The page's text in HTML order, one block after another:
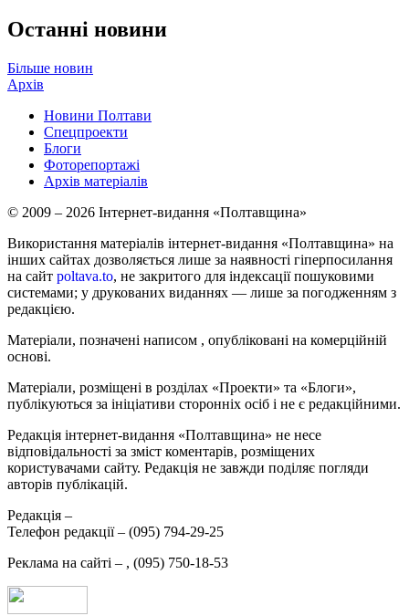
Останні новини
Більше новин
Архів
Новини Полтави
Спецпроекти
Блоги
Фоторепортажі
Архів матеріалів
© 2009 – 2026 Інтернет-видання «Полтавщина»
Використання матеріалів інтернет-видання «Полтавщина» на
інших сайтах дозволяється лише за наявності гіперпосилання
на сайт poltava.to, не закритого для індексації пошуковими
системами; у друкованих виданнях — лише за погодженням з
редакцією.
Матеріали, позначені написом , опубліковані на комерційній
основі.
Матеріали, розміщені в розділах «Проекти» та «Блоги»,
публікуються за ініціативи сторонніх осіб і не є редакційними.
Редакція інтернет-видання «Полтавщина» не несе
відповідальності за зміст коментарів, розміщених
користувачами сайту. Редакція не завжди поділяє погляди
авторів публікацій.
Редакція –
Телефон редакції – (095) 794-29-25
Реклама на сайті – , (095) 750-18-53